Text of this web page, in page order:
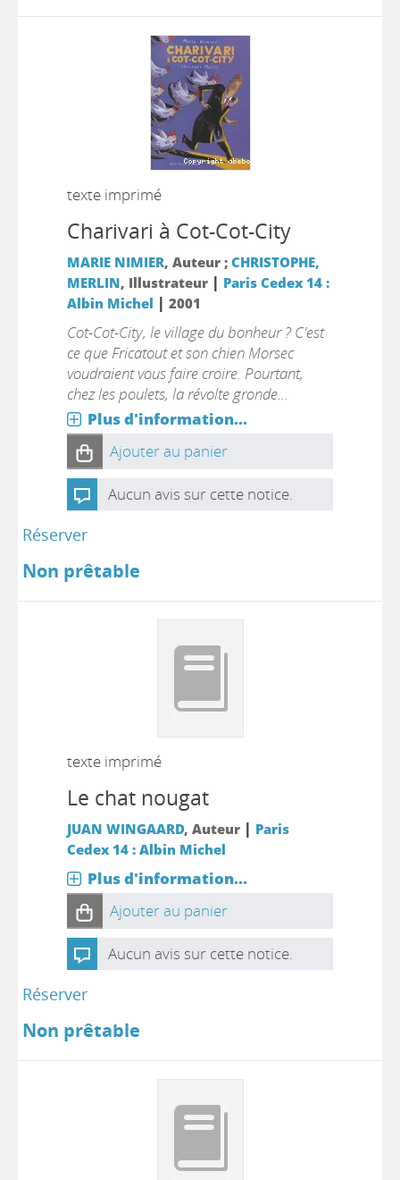
texte imprimé
Charivari à Cot-Cot-City
MARIE NIMIER, Auteur ; CHRISTOPHE,
MERLIN, Illustrateur | Paris Cedex 14 :
Albin Michel | 2001
Cot-Cot-City, le village du bonheur ? C'est
ce que Fricatout et son chien Morsec
voudraient vous faire croire. Pourtant,
chez les poulets, la révolte gronde...
Plus d'information...
Ajouter au panier
Aucun avis sur cette notice.
Réserver
Non prêtable
texte imprimé
Le chat nougat
JUAN WINGAARD, Auteur | Paris
Cedex 14 : Albin Michel
Plus d'information...
Ajouter au panier
Aucun avis sur cette notice.
Réserver
Non prêtable